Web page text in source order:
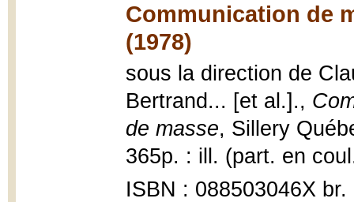
Communication de
(1978)
sous la direction de
Bertrand... [et al.].,
de masse, Sillery
365p. : ill. (part. en
ISBN : 088503046X br.